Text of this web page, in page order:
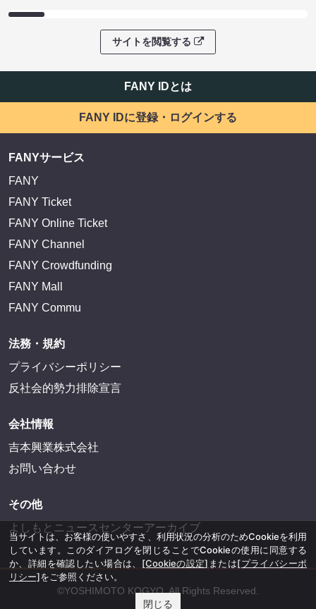
FANY IDに登録・ログインする
FANYサービス
FANY
FANY Ticket
FANY Crowdfunding
FANY Mall
FANY Commu
法務・規約
プライバシーポリシー
反社会的勢力排除宣言
会社情報
吉本興業株式会社
お問い合わせ
当サイトは、お客様の使いやすさ、利用状況の分析のためCookieを利用
しています。このダイアログを閉じることでCookieの使用に同意する
か、詳細を確認したい場合は、 [Cookieの設定] または[プライバシーポ
リシー]をご参照ください。
閉じる